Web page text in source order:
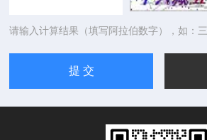
请输入计算结果（填写阿拉伯数字），如：